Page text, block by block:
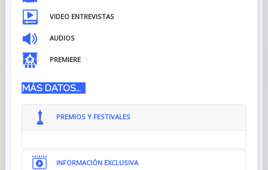
VIDEO ENTREVISTAS
AUDIOS
PREMIERE
MÁS DATOS...
PREMIOS Y FESTIVALES
INFORMACIÓN EXCLUSIVA